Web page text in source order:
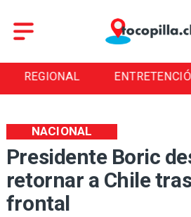
REGIONAL
Presidente Boric
retornar a Chile
frontal
NACIONAL